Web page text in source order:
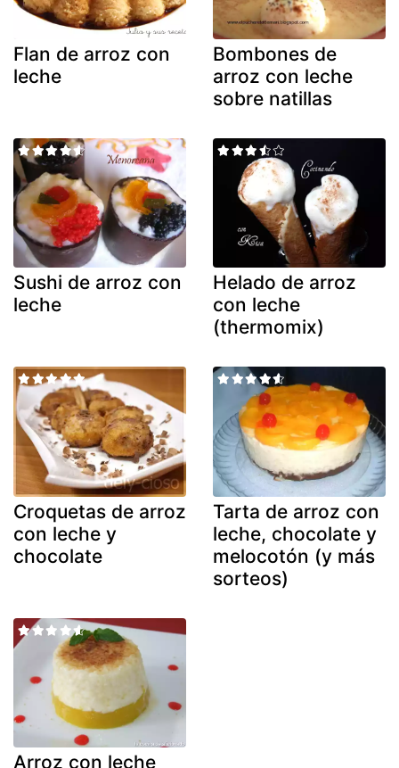
Flan de arroz con
leche
Bombones de
arroz con leche
sobre natillas
Sushi de arroz con
leche
Helado de arroz
con leche
(thermomix)
Croquetas de arroz
con leche y
chocolate
Tarta de arroz con
leche, chocolate y
melocotón (y más
sorteos)
Arroz con leche